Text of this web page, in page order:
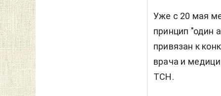
Уже с 20 мая
принцип "один
привязан к
врача и
ТСН.